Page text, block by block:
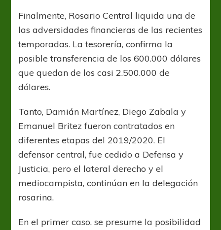
Finalmente, Rosario Central liquida una de
las adversidades financieras de las recientes
temporadas. La tesorería, confirma la
posible transferencia de los 600.000 dólares
que quedan de los casi 2.500.000 de
dólares.
Tanto, Damián Martínez, Diego Zabala y
Emanuel Britez fueron contratados en
diferentes etapas del 2019/2020. El
defensor central, fue cedido a Defensa y
Justicia, pero el lateral derecho y el
mediocampista, continúan en la delegación
rosarina.
En el primer caso, se presume la posibilidad